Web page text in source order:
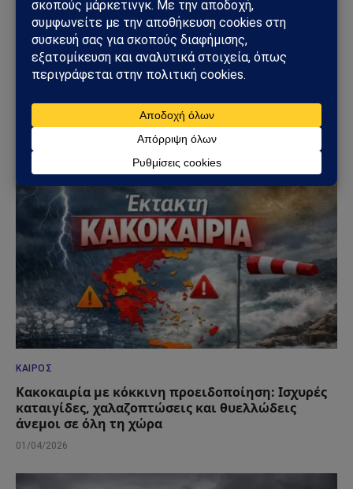
ΚΑΙΡΌΣ
Νέο έκτακτο δελτίο ΕΜΥ: Καύσωνας έως 43°C και
ισχυρές καταιγίδες – Οι περιοχές που βρίσκονται
ΚΑΙΡΌΣ
Κακοκαιρία με κόκκινη προειδοποίηση: Ισχυρές
καταιγίδες, χαλαζοπτώσεις και θυελλώδεις
άνεμοι σε όλη τη χώρα
01/04/2026